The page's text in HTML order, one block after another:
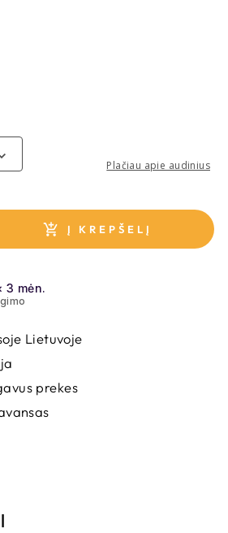
Plačiau apie audinius
Į KREPŠELĮ
3 mėn.
Lietuvoje
prekes